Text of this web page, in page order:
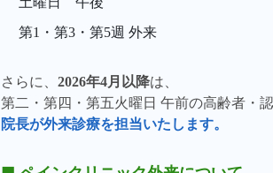
第1・第3・第5週 外来
さらに、 2026年4月以降は、
第二・第四・第五火曜日 午前の高齢者・
院長が外来診療を担当いたします。